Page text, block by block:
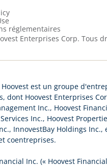
réglementaires
Enterprises Corp. Tous
Hoovest est un groupe
dont Hoovest Enterprises
Inc., Hoovest
Inc., Hoovest
InnovestBay Holdings
coentreprises.
Inc. (« Hoovest